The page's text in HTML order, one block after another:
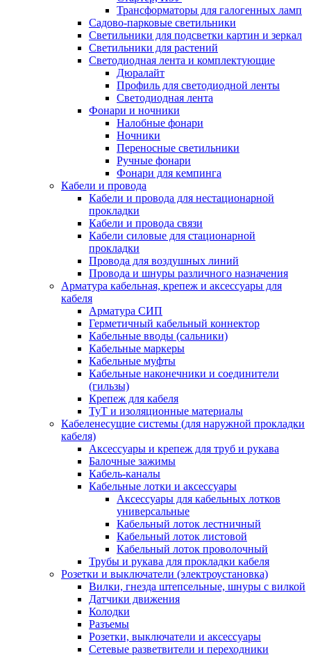
Трансформаторы для галогенных ламп
Садово-парковые светильники
Светильники для подсветки картин и зеркал
Светильники для растений
Светодиодная лента и комплектующие
Дюралайт
Профиль для светодиодной ленты
Светодиодная лента
Фонари и ночники
Налобные фонари
Ночники
Переносные светильники
Ручные фонари
Фонари для кемпинга
Кабели и провода
Кабели и провода для нестационарной
прокладки
Кабели и провода связи
Кабели силовые для стационарной
прокладки
Провода для воздушных линий
Провода и шнуры различного назначения
Арматура кабельная, крепеж и аксессуары для
кабеля
Арматура СИП
Герметичный кабельный коннектор
Кабельные вводы (сальники)
Кабельные маркеры
Кабельные муфты
Кабельные наконечники и соединители
(гильзы)
Крепеж для кабеля
ТуТ и изоляционные материалы
Кабеленесущие системы (для наружной прокладки
кабеля)
Аксессуары и крепеж для труб и рукава
Балочные зажимы
Кабель-каналы
Кабельные лотки и аксессуары
Аксессуары для кабельных лотков
универсальные
Кабельный лоток лестничный
Кабельный лоток листовой
Кабельный лоток проволочный
Трубы и рукава для прокладки кабеля
Розетки и выключатели (электроустановка)
Вилки, гнезда штепсельные, шнуры с вилкой
Датчики движения
Колодки
Разъемы
Розетки, выключатели и аксессуары
Сетевые разветвители и переходники